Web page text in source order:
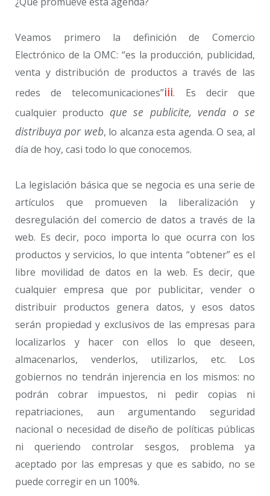
Veamos primero la definición de Comercio
Electrónico de la OMC: “es la producción, publicidad,
venta y distribución de productos a través de las
redes de telecomunicaciones”iii. Es decir que
cualquier producto que se publicite, venda o se
distribuya por web, lo alcanza esta agenda. O sea, al
día de hoy, casi todo lo que conocemos.
La legislación básica que se negocia es una serie de
artículos que promueven la liberalización y
desregulación del comercio de datos a través de la
web. Es decir, poco importa lo que ocurra con los
productos y servicios, lo que intenta “obtener” es el
libre movilidad de datos en la web. Es decir, que
cualquier empresa que por publicitar, vender o
distribuir productos genera datos, y esos datos
serán propiedad y exclusivos de las empresas para
localizarlos y hacer con ellos lo que deseen,
almacenarlos, venderlos, utilizarlos, etc. Los
gobiernos no tendrán injerencia en los mismos: no
podrán cobrar impuestos, ni pedir copias ni
repatriaciones, aun argumentando seguridad
nacional o necesidad de diseño de políticas públicas
ni queriendo controlar sesgos, problema ya
aceptado por las empresas y que es sabido, no se
puede corregir en un 100%.